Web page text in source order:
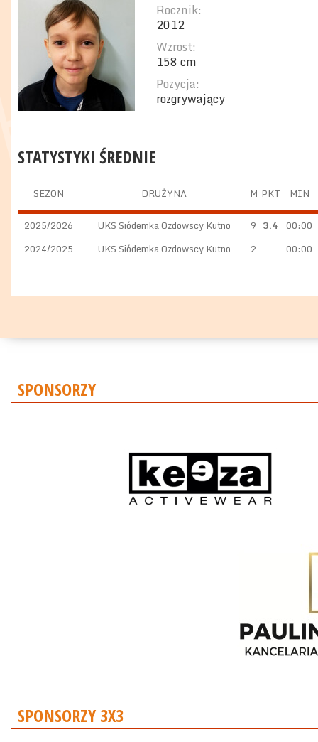
Rocznik:
2012
Wzrost:
158 cm
Pozycja:
rozgrywający
STATYSTYKI ŚREDNIE
SEZON DRUŻYNA M PKT MIN
2025/2026 UKS Siódemka Ozdowscy Kutno 9 3.4 00:00
2024/2025
UKS Siódemka Ozdowscy Kutno 2 00:00
SPONSORZY
SPONSORZY 3X3